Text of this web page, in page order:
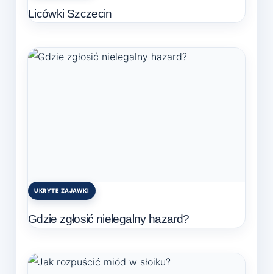
Licówki Szczecin
Posted
UKRYTE ZAJAWKI
Gdzie zgłosić nielegalny hazard?